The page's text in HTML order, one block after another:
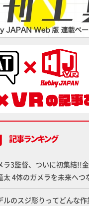
ラ3監督、ついに初集結!!
4体のガメラを未来へつ
保存化プロジェクト FINAL
ルのスジ彫りってどんな